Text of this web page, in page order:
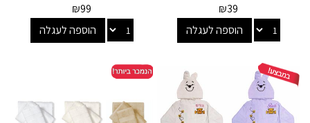
₪39
הוספה לעגלה
₪99
הוספה לעגלה